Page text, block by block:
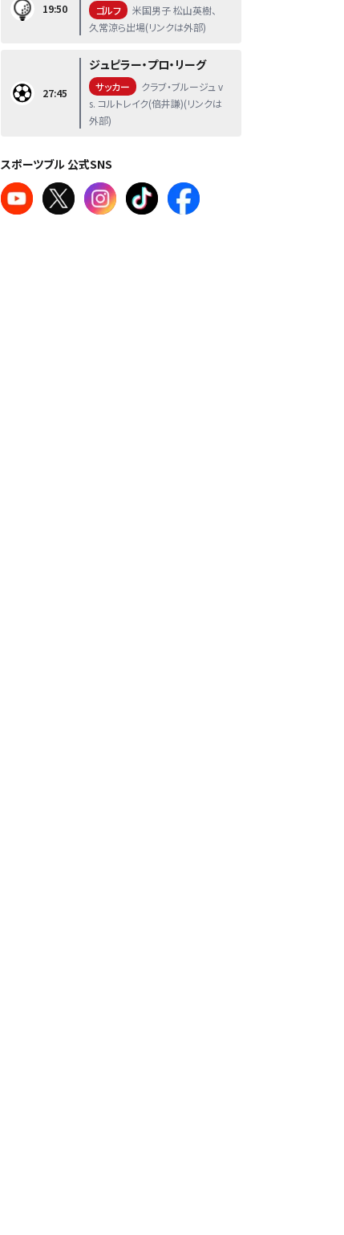
19:50 ゴルフ
米国男子 松山英樹、
久常涼ら出場(リンクは外部)
27:45
ジュピラー・プロ・リーグ
サッカー
クラブ・ブルージュ v
s. コルトレイク(倍井謙)(リンクは
外部)
スポーツブル 公式SNS